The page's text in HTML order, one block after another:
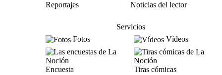
Reportajes
Noticias del lector
Servicios
Fotos
Vídeos
Encuesta Tiras cómicas